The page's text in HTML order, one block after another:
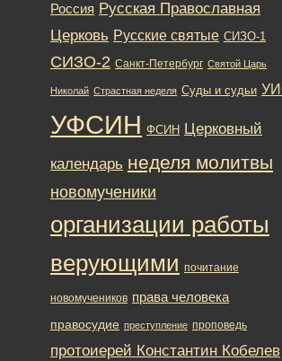
Россия Русская Православная
Церковь Русские святые СИЗО-1
СИЗО-2 Санкт-Петербург Святой Царь
Николай Страстная неделя Суды и судьи
УФСИН ФСИН Церковный
календарь неделя молитвы
новомученики
организации работы
верующими почитание
новомучеников права человека
правосудие преступление проповедь
протоиерей Константин Кобелев